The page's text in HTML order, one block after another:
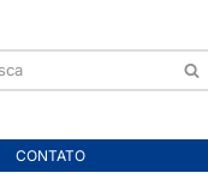
CONTATO